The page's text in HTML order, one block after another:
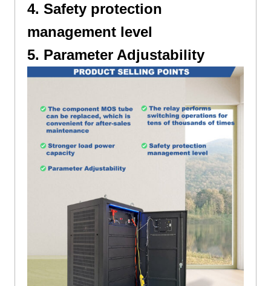
4. Safety protection
management level
5. Parameter Adjustability